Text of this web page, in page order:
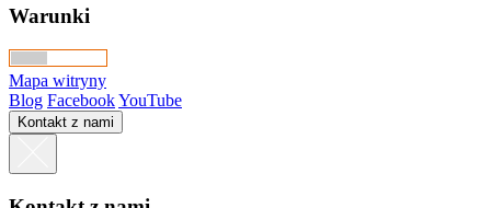
Warunki
Mapa witryny
Blog FacebookYouTube
Kontakt z nami